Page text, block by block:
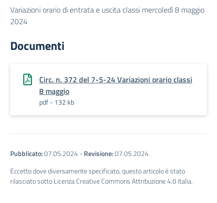
Variazioni orario di entrata e uscita classi mercoledì 8 maggio
2024
Documenti
Circ. n. 372 del 7-5-24 Variazioni orario classi
8 maggio
pdf - 132 kb
Pubblicato:07.05.2024-Revisione:07.05.2024
Eccetto dove diversamente specificato, questo articolo è stato
rilasciato sotto Licenza Creative Commons Attribuzione 4.0 Italia.